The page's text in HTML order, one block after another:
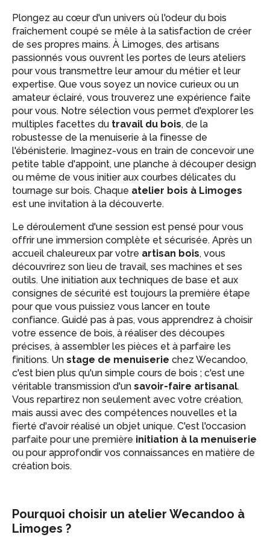
Plongez au cœur d'un univers où l'odeur du bois
fraîchement coupé se mêle à la satisfaction de créer
de ses propres mains. À Limoges, des artisans
passionnés vous ouvrent les portes de leurs ateliers
pour vous transmettre leur amour du métier et leur
expertise. Que vous soyez un novice curieux ou un
amateur éclairé, vous trouverez une expérience faite
pour vous. Notre sélection vous permet d'explorer les
multiples facettes du travail du bois, de la
robustesse de la menuiserie à la finesse de
l'ébénisterie. Imaginez-vous en train de concevoir une
petite table d'appoint, une planche à découper design
ou même de vous initier aux courbes délicates du
tournage sur bois. Chaque atelier bois à Limoges
est une invitation à la découverte.
Le déroulement d'une session est pensé pour vous
offrir une immersion complète et sécurisée. Après un
accueil chaleureux par votre artisan bois, vous
découvrirez son lieu de travail, ses machines et ses
outils. Une initiation aux techniques de base et aux
consignes de sécurité est toujours la première étape
pour que vous puissiez vous lancer en toute
confiance. Guidé pas à pas, vous apprendrez à choisir
votre essence de bois, à réaliser des découpes
précises, à assembler les pièces et à parfaire les
finitions. Un stage de menuiserie chez Wecandoo,
c'est bien plus qu'un simple cours de bois ; c'est une
véritable transmission d'un savoir-faire artisanal.
Vous repartirez non seulement avec votre création,
mais aussi avec des compétences nouvelles et la
fierté d'avoir réalisé un objet unique. C'est l'occasion
parfaite pour une première initiation à la menuiserie
ou pour approfondir vos connaissances en matière de
création bois.
Pourquoi choisir un atelier Wecandoo à
Limoges ?